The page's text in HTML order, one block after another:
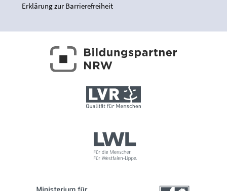
Erklärung zur Barrierefreiheit